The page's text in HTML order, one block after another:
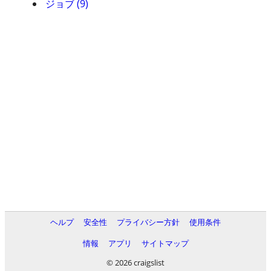
ジョブ (9)
ヘルプ 安全性 プライバシー方針
使用条件
情報
アプリ
サイトマップ
© 2026 craigslist